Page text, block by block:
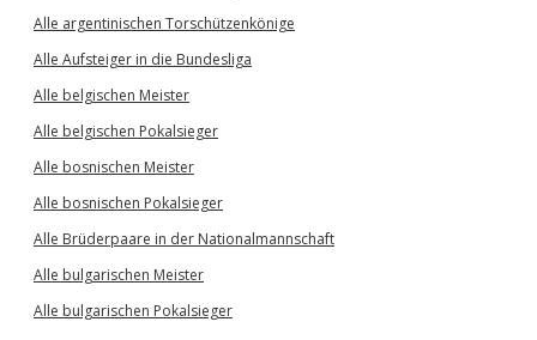
Alle argentinischen Torschützenkönige
Alle Aufsteiger in die Bundesliga
Alle belgischen Meister
Alle belgischen Pokalsieger
Alle bosnischen Meister
Alle bosnischen Pokalsieger
Alle Brüderpaare in der Nationalmannschaft
Alle bulgarischen Meister
Alle bulgarischen Pokalsieger